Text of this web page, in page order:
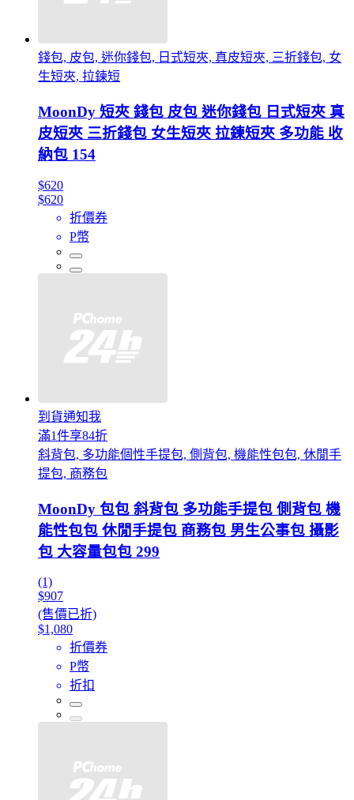
錢包, 皮包, 迷你錢包, 日式短夾, 真皮短夾, 三折錢包, 女
生短夾, 拉鍊短
MoonDy 短夾 錢包 皮包 迷你錢包 日式短夾 真
皮短夾 三折錢包 女生短夾 拉鍊短夾 多功能 收
納包 154
$620
$620
折價券
P幣
到貨通知我
滿1件享84折
斜背包, 多功能個性手提包, 側背包, 機能性包包, 休閒手
提包, 商務包
MoonDy 包包 斜背包 多功能手提包 側背包 機
能性包包 休閒手提包 商務包 男生公事包 攝影
包 大容量包包 299
(1)
$907
(售價已折)
$1,080
折價券
P幣
折扣